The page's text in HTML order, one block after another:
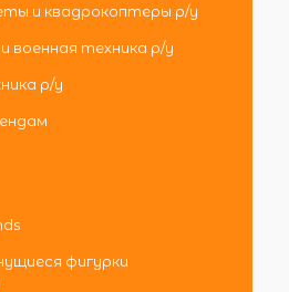
и квадрокоптеры р/у
военная техника р/у
р/у
фигурки